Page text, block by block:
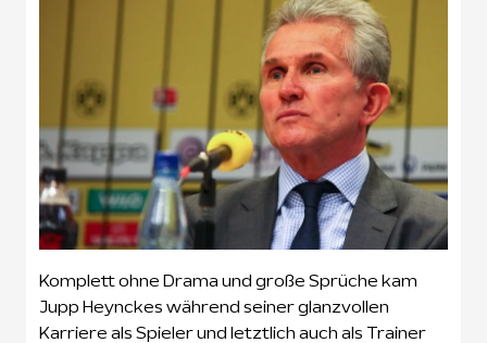
Komplett ohne Drama und große Sprüche kam
Jupp Heynckes während seiner glanzvollen
Karriere als Spieler und letztlich auch als Trainer